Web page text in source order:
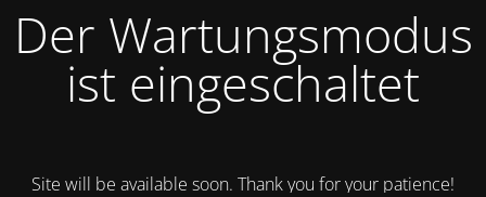
Der Wartungsmodus
ist eingeschaltet
Site will be available soon. Thank you for your patience!